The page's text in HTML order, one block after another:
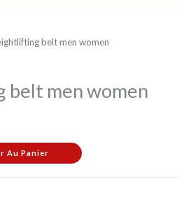
belt men women
men women
Au Panier